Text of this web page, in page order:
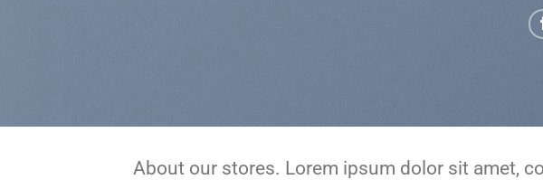
About our stores. Lorem ipsum dolor sit amet,